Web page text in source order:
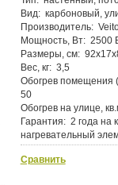
Вид: карбоновый,
Производитель:
Мощность, Вт: 2500
Размеры, см:
Вес, кг: 3,5
Обогрев помещения
50
Обогрев на улице,
Гарантия: 2 года на
нагревательный
Сравнить